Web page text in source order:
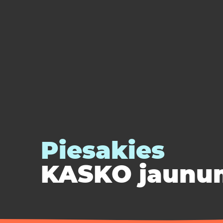
Piesakies
KASKO